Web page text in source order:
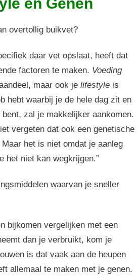
overtollig buikvet?
daar vet opslaat, heeft dat
factoren te maken. Voeding
maar ook je lifestyle is
hebt waarbij je de hele dag zit en
zal je makkelijker aankomen.
vergeten dat ook een genetische
het is niet omdat je aanleg
het niet kan wegkrijgen.”
waarvan je sneller
bijkomen vergelijken met een
dan je verbruikt, kom je
is dat vaak aan de heupen
allemaal te maken met je genen.